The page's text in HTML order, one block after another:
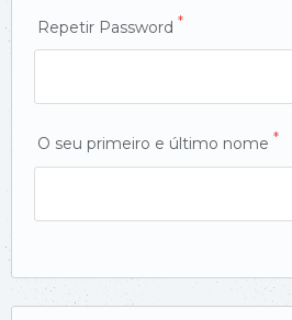
Repetir Password *
O seu primeiro e último nome *